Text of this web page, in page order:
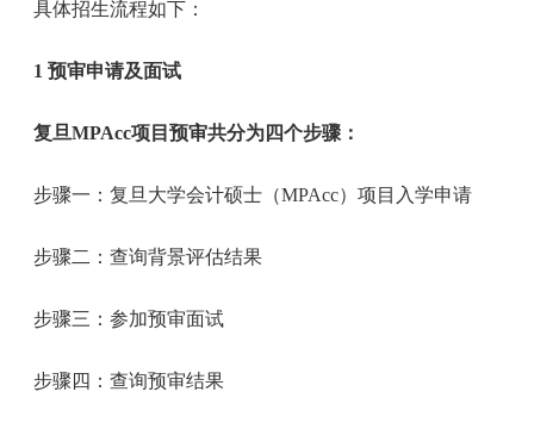
具体招生流程如下：
1 预审申请及面试
复旦MPAcc项目预审共分为四个步骤：
步骤一：复旦大学会计硕士（MPAcc）项目入学申请
步骤二：查询背景评估结果
步骤三：参加预审面试
步骤四：查询预审结果